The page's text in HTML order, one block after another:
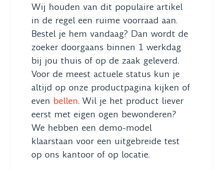
Wij houden van dit populaire artikel
in de regel een ruime voorraad aan.
Bestel je hem vandaag? Dan wordt de
zoeker doorgaans binnen 1 werkdag
bij jou thuis of op de zaak geleverd.
Voor de meest actuele status kun je
altijd op onze productpagina kijken of
even bellen. Wil je het product liever
eerst met eigen ogen bewonderen?
We hebben een demo-model
klaarstaan voor een uitgebreide test
op ons kantoor of op locatie.